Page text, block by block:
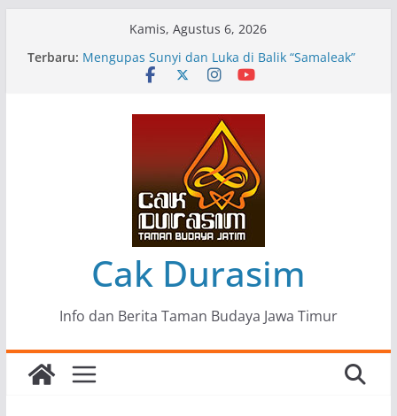
Kamis, Agustus 6, 2026
Terbaru: Pameran Lukisan Komunitas Patria Seni Rupa
Kota Blitar : Ketika “Bergerak” Menjadi Mantra
Mengupas Sunyi dan Luka di Balik “Samaleak”
Menjaga Marwah Seni dan Budaya: Catatan
Kunjungan Kerja Ir. Bambang Haryo Soekartono
(BHS) Anggota DPR RI ke Taman Budaya Jawa
Pameran Tunggal 35 Karya Agus Koecink
“Tumbang Tambang”, Ungkapan Kritis Tentang
Derita Pekerja Pertambangan
Cak Durasim
Info dan Berita Taman Budaya Jawa Timur